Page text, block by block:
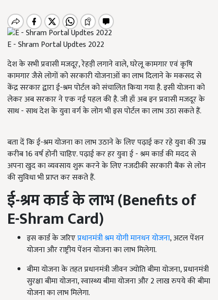
E - Shram Portal Updtes 2022
देश के सभी प्रवासी मजदूर, रेहड़ी लगाने वाले, घरेलू कामगार एवं कृषि
कामगार जैसे लोगों को सरकारी योजनाओं का लाभ दिलाने के मकसद से
केंद्र सरकार द्वारा ई-श्रम पोर्टल को संचालित किया गया है. इसी योजना को
लेकर अब सरकार ने एक नई पहल की है. जी हाँ अब इन प्रवासी मजदूर के
साथ - साथ देश के युवा वर्ग के लोग भी इस पोर्टल का लाभ उठा सकते हैं.
बता दें कि ई-श्रम योजना का लाभ उठाने के लिए पढ़ाई कर रहे युवा की उम्र
करीब 16 वर्ष होनी चाहिए. पढ़ाई कर हर युवा ई - श्रम कार्ड की मदद से
अपना खुद का व्यवसाय शुरू करने के लिए नजदीकी सरकारी बैंक से लोन
की सुविधा भी प्राप्त कर सकते हैं.
ई-श्रम कार्ड के लाभ(Benefits of
E-Shram Card)
इस कार्ड के जरिएप्रधानमंत्री श्रम योगी मानधन योजना, अटल पेंशन
योजना और राष्ट्रीय पेंशन योजना का लाभ मिलेगा.
बीमा योजना के तहत प्रधानमंत्री जीवन ज्योति बीमा योजना, प्रधानमंत्री
सुरक्षा बीमा योजना, स्वास्थ्य बीमा योजना और 2 लाख रुपये की बीमा
योजना का लाभ मिलेगा.